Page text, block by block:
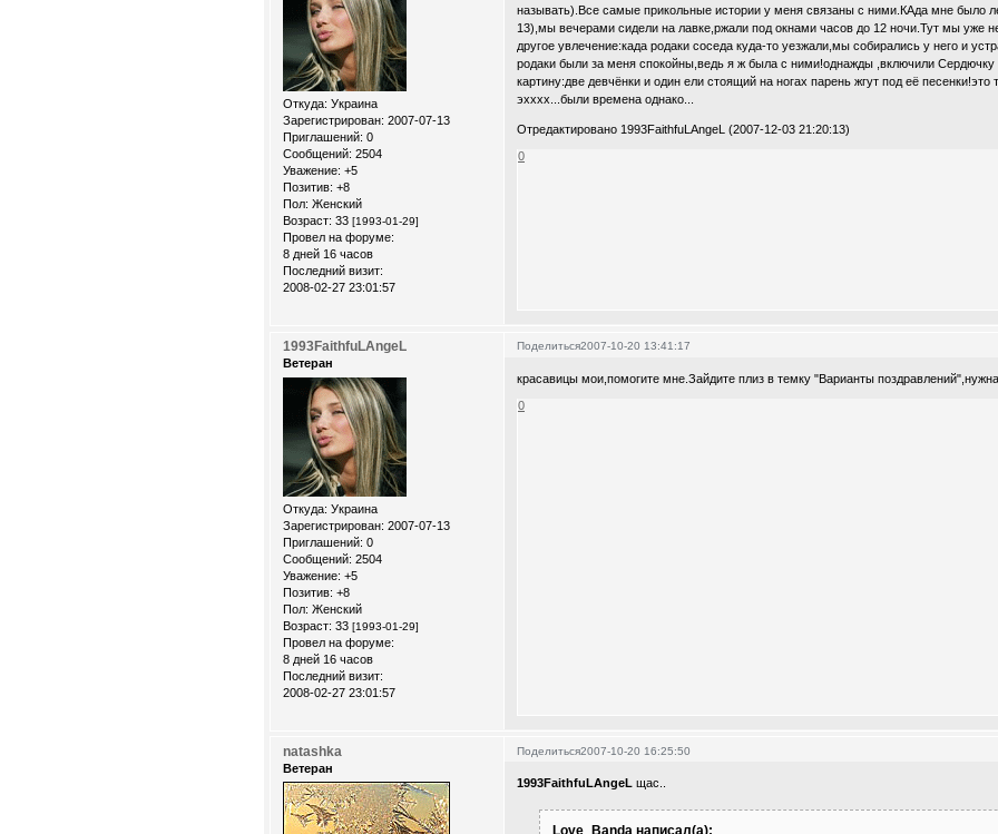
Откуда: Украина
Зарегистрирован: 2007-07-13
Приглашений: 0
Сообщений: 2504
Уважение: +5
Позитив: +8
Пол: Женский
Возраст: 33 [1993-01-29]
Провел на форуме:
8 дней 16 часов
Последний визит:
2008-02-27 23:01:57
называть).Все самые прикольные истории у меня связаны с ними.КАда мне было
13),мы вечерами сидели на лавке,ржали под окнами часов до 12 ночи.Тут мы уже
другое увлечение:када родаки соседа куда-то уезжали,мы собирались у него и
родаки были за меня спокойны,ведь я ж была с ними!однажды ,включили Сердючку
картину:две девчёнки и один ели стоящий на ногах парень жгут под её
эхххх...были времена однако...
Отредактировано 1993FaithfuLAngeL (2007-12-03 21:20:13)
0
Поделиться2007-10-20 13:41:17
1993FaithfuLAngeL
Ветеран
Откуда: Украина
Зарегистрирован: 2007-07-13
Приглашений: 0
Сообщений: 2504
Уважение: +5
Позитив: +8
Пол: Женский
Возраст: 33 [1993-01-29]
Провел на форуме:
8 дней 16 часов
Последний визит:
2008-02-27 23:01:57
красавицы мои,помогите мне.Зайдите плиз в темку "Варианты
0
Поделиться2007-10-20 16:25:50
natashka
Ветеран
1993FaithfuLAngeL щас..
Love_Banda написал(а):